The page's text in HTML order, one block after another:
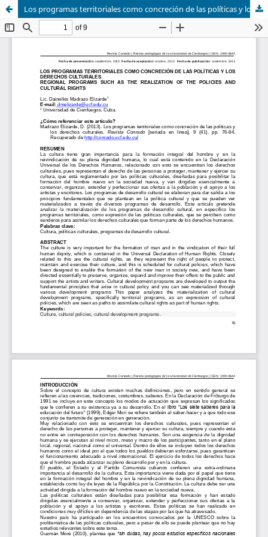
Los programas territoriales como concreción de las políticas y los derechos culturales